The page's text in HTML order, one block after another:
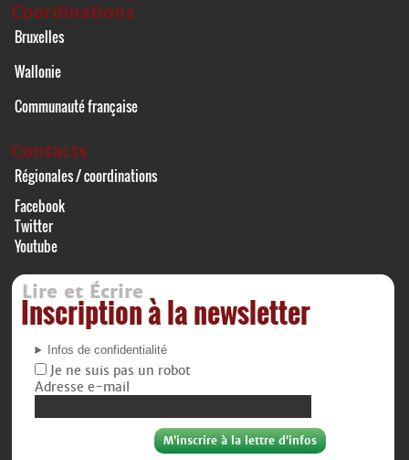
Coordinations
Bruxelles
Wallonie
Communauté française
Contacts
Régionales / coordinations
Facebook
Twitter
Youtube
Lire et Écrire
Inscription à la newsletter
Infos de confidentialité
Je ne suis pas un robot
Adresse e-mail